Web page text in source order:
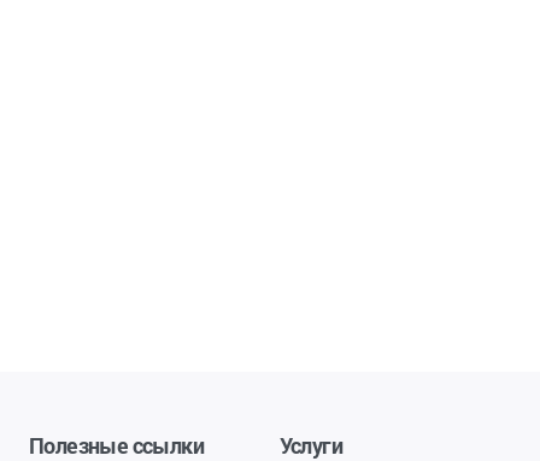
Полезные ссылки Услуги